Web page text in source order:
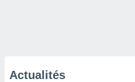
Actualités